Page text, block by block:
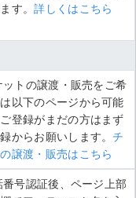
す。詳しくはこちら
ットの譲渡・販売をご希
以下のページから可能
登録がまだの方はまず
からお願いします。チ
譲渡・販売はこちら
番号認証後、ページ上部